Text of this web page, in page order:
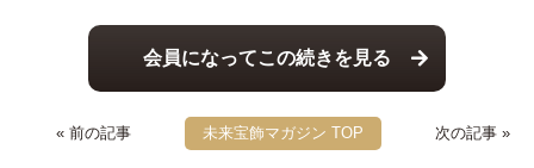
会員になってこの続きを見る
« 前の記事 未来宝飾マガジン TOP 次の記事 »